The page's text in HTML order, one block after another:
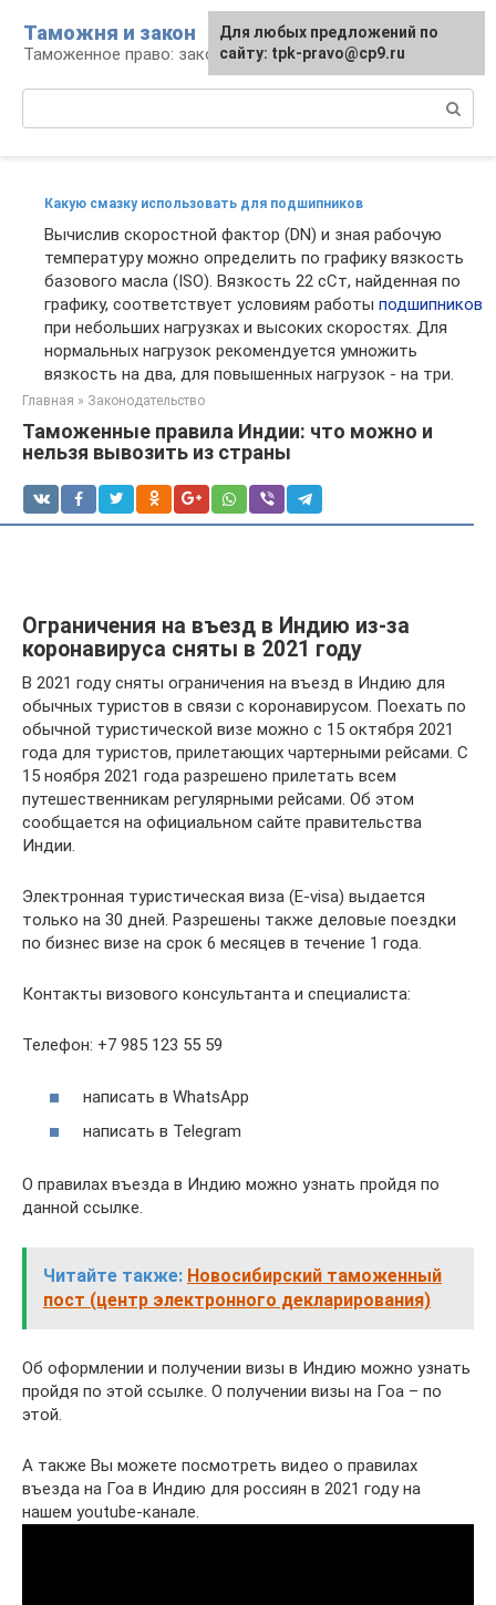
контенту
Таможня и закон
Таможенное право: законы и их применение
Какую смазку использовать для подшипников
Вычислив скоростной фактор (DN) и зная рабочую
температуру можно определить по графику вязкость
базового масла (ISO). Вязкость 22 сСт, найденная по
графику, соответствует условиям работы подшипников
при небольших нагрузках и высоких скоростях. Для
нормальных нагрузок рекомендуется умножить
вязкость на два, для повышенных нагрузок - на три.
Главная » Законодательство
Таможенные правила Индии: что можно и
нельзя вывозить из страны
Ограничения на въезд в Индию из-за
коронавируса сняты в 2021 году
В 2021 году сняты ограничения на въезд в Индию для
обычных туристов в связи с коронавирусом. Поехать по
обычной туристической визе можно с 15 октября 2021
года для туристов, прилетающих чартерными рейсами. С
15 ноября 2021 года разрешено прилетать всем
путешественникам регулярными рейсами. Об этом
сообщается на официальном сайте правительства
Индии.
Электронная туристическая виза (E-visa) выдается
только на 30 дней. Разрешены также деловые поездки
по бизнес визе на срок 6 месяцев в течение 1 года.
Контакты визового консультанта и специалиста:
Телефон: +7 985 123 55 59
написать в WhatsApp
написать в Telegram
О правилах въезда в Индию можно узнать пройдя по
данной ссылке.
Читайте также: Новосибирский таможенный
пост (центр электронного декларирования)
Об оформлении и получении визы в Индию можно узнать
пройдя по этой ссылке. О получении визы на Гоа – по
этой.
А также Вы можете посмотреть видео о правилах
въезда на Гоа в Индию для россиян в 2021 году на
нашем youtube-канале.
Для любых предложений по
сайту: tpk-pravo@cp9.ru